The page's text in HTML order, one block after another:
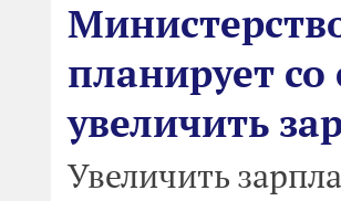
планирует
увеличить
Увеличить